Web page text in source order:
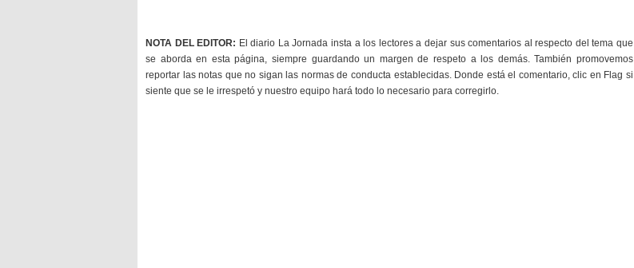
NOTA DEL EDITOR: El diario La Jornada insta a los lectores a dejar sus comentarios al respecto del tema que
se aborda en esta página, siempre guardando un margen de respeto a los demás. También promovemos
reportar las notas que no sigan las normas de conducta establecidas. Donde está el comentario, clic en Flag si
siente que se le irrespetó y nuestro equipo hará todo lo necesario para corregirlo.